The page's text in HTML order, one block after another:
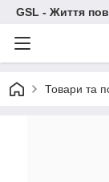
GSL - Життя
Товари та